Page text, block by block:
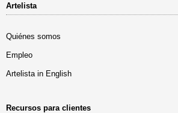
Artelista
Quiénes somos
Empleo
Artelista in English
Recursos para clientes